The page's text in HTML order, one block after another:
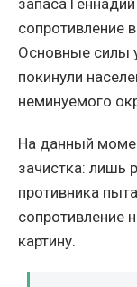
запаса
сопротивление
Основные силы
покинули
неминуемого
На данный
зачистка: лишь
противника
сопротивление
картину.